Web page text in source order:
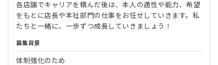
各店舗でキャリアを積んだ後は、本人の適性や能力、希望
をもとに店長や本社部門の仕事をお任せしていきます。私
たちと一緒に、一歩ずつ成長していきましょう！
募集背景
体制強化のため